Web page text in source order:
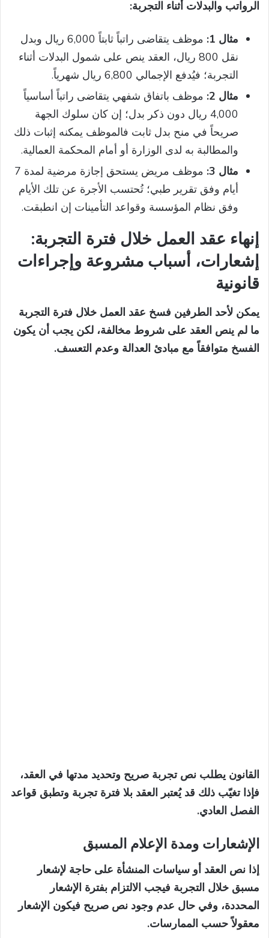
الرواتب والبدلات أثناء التجربة:
مثال 1:
موظف يتقاضى راتباً ثابتاً 6,000 ريال وبدل
نقل 800 ريال، العقد ينص على شمول البدلات أثناء
التجربة؛ فيُدفع الإجمالي 6,800 ريال شهرياً.
مثال 2:
موظف باتفاق شفهي يتقاضى راتباً أساسياً
4,000 ريال دون ذكر بدل؛ إن كان سلوك الجهة
صريحاً في منح بدل ثابت فالموظف يمكنه إثبات ذلك
والمطالبة به لدى الوزارة أو أمام المحكمة العمالية.
مثال 3:
موظف مريض يستحق إجازة مرضية لمدة 7
أيام وفق تقرير طبي؛ تُحتسب الأجرة عن تلك الأيام
وفق نظام المؤسسة وقواعد التأمينات إن انطبقت.
إنهاء عقد العمل خلال فترة التجربة:
إشعارات، أسباب مشروعة وإجراءات
قانونية
يمكن لأحد الطرفين فسخ عقد العمل خلال فترة التجربة
ما لم ينص العقد على شروط مخالفة، لكن يجب أن يكون
الفسخ متوافقاً مع مبادئ العدالة وعدم التعسف.
القانون يطلب نص تجربة صريح وتحديد مدتها في العقد،
فإذا تغيّب ذلك قد يُعتبر العقد بلا فترة تجربة وتطبق قواعد
الفصل العادي.
الإشعارات ومدة الإعلام المسبق
إذا نص العقد أو سياسات المنشأة على حاجة لإشعار
مسبق خلال التجربة فيجب الالتزام بفترة الإشعار
المحددة، وفي حال عدم وجود نص صريح فيكون الإشعار
معقولاً حسب الممارسات.